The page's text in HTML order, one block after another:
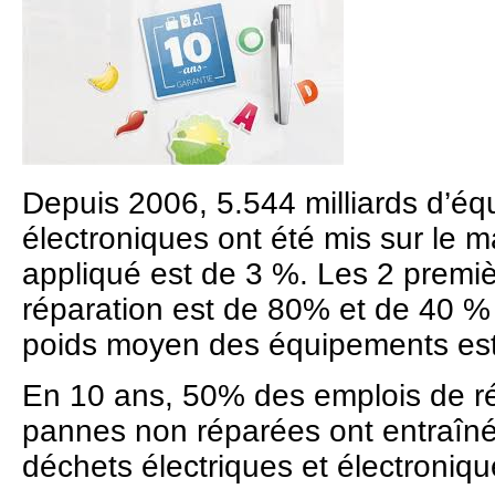
Depuis 2006, 5.544 milliards
électroniques ont été mis sur le
appliqué est de 3 %. Les 2
réparation est de 80% et de 40
poids moyen des équipements
En 10 ans, 50% des emplois de
pannes non réparées ont
déchets électriques et